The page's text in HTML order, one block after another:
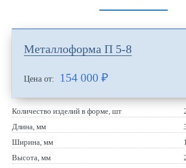
Металлоформа П 5-8
Цена от: 154 000 ₽
Количество изделий в форме, шт
Длина, мм
Ширина, мм
Высота, мм